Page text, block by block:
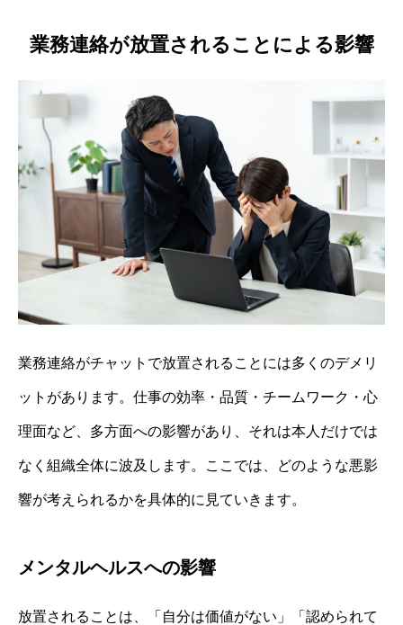
業務連絡が放置されることによる影響
業務連絡がチャットで放置されることには多くのデメリ
ットがあります。仕事の効率・品質・チームワーク・心
理面など、多方面への影響があり、それは本人だけでは
なく組織全体に波及します。ここでは、どのような悪影
響が考えられるかを具体的に見ていきます。
メンタルヘルスへの影響
放置されることは、「自分は価値がない」「認められて